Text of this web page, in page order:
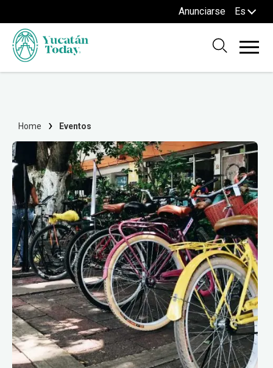
Anunciarse Es
Home Eventos